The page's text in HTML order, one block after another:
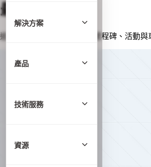
解決方案
產品
技術服務
資源
最新消息
追蹤科飛數位的最新動態、里程碑、活動與